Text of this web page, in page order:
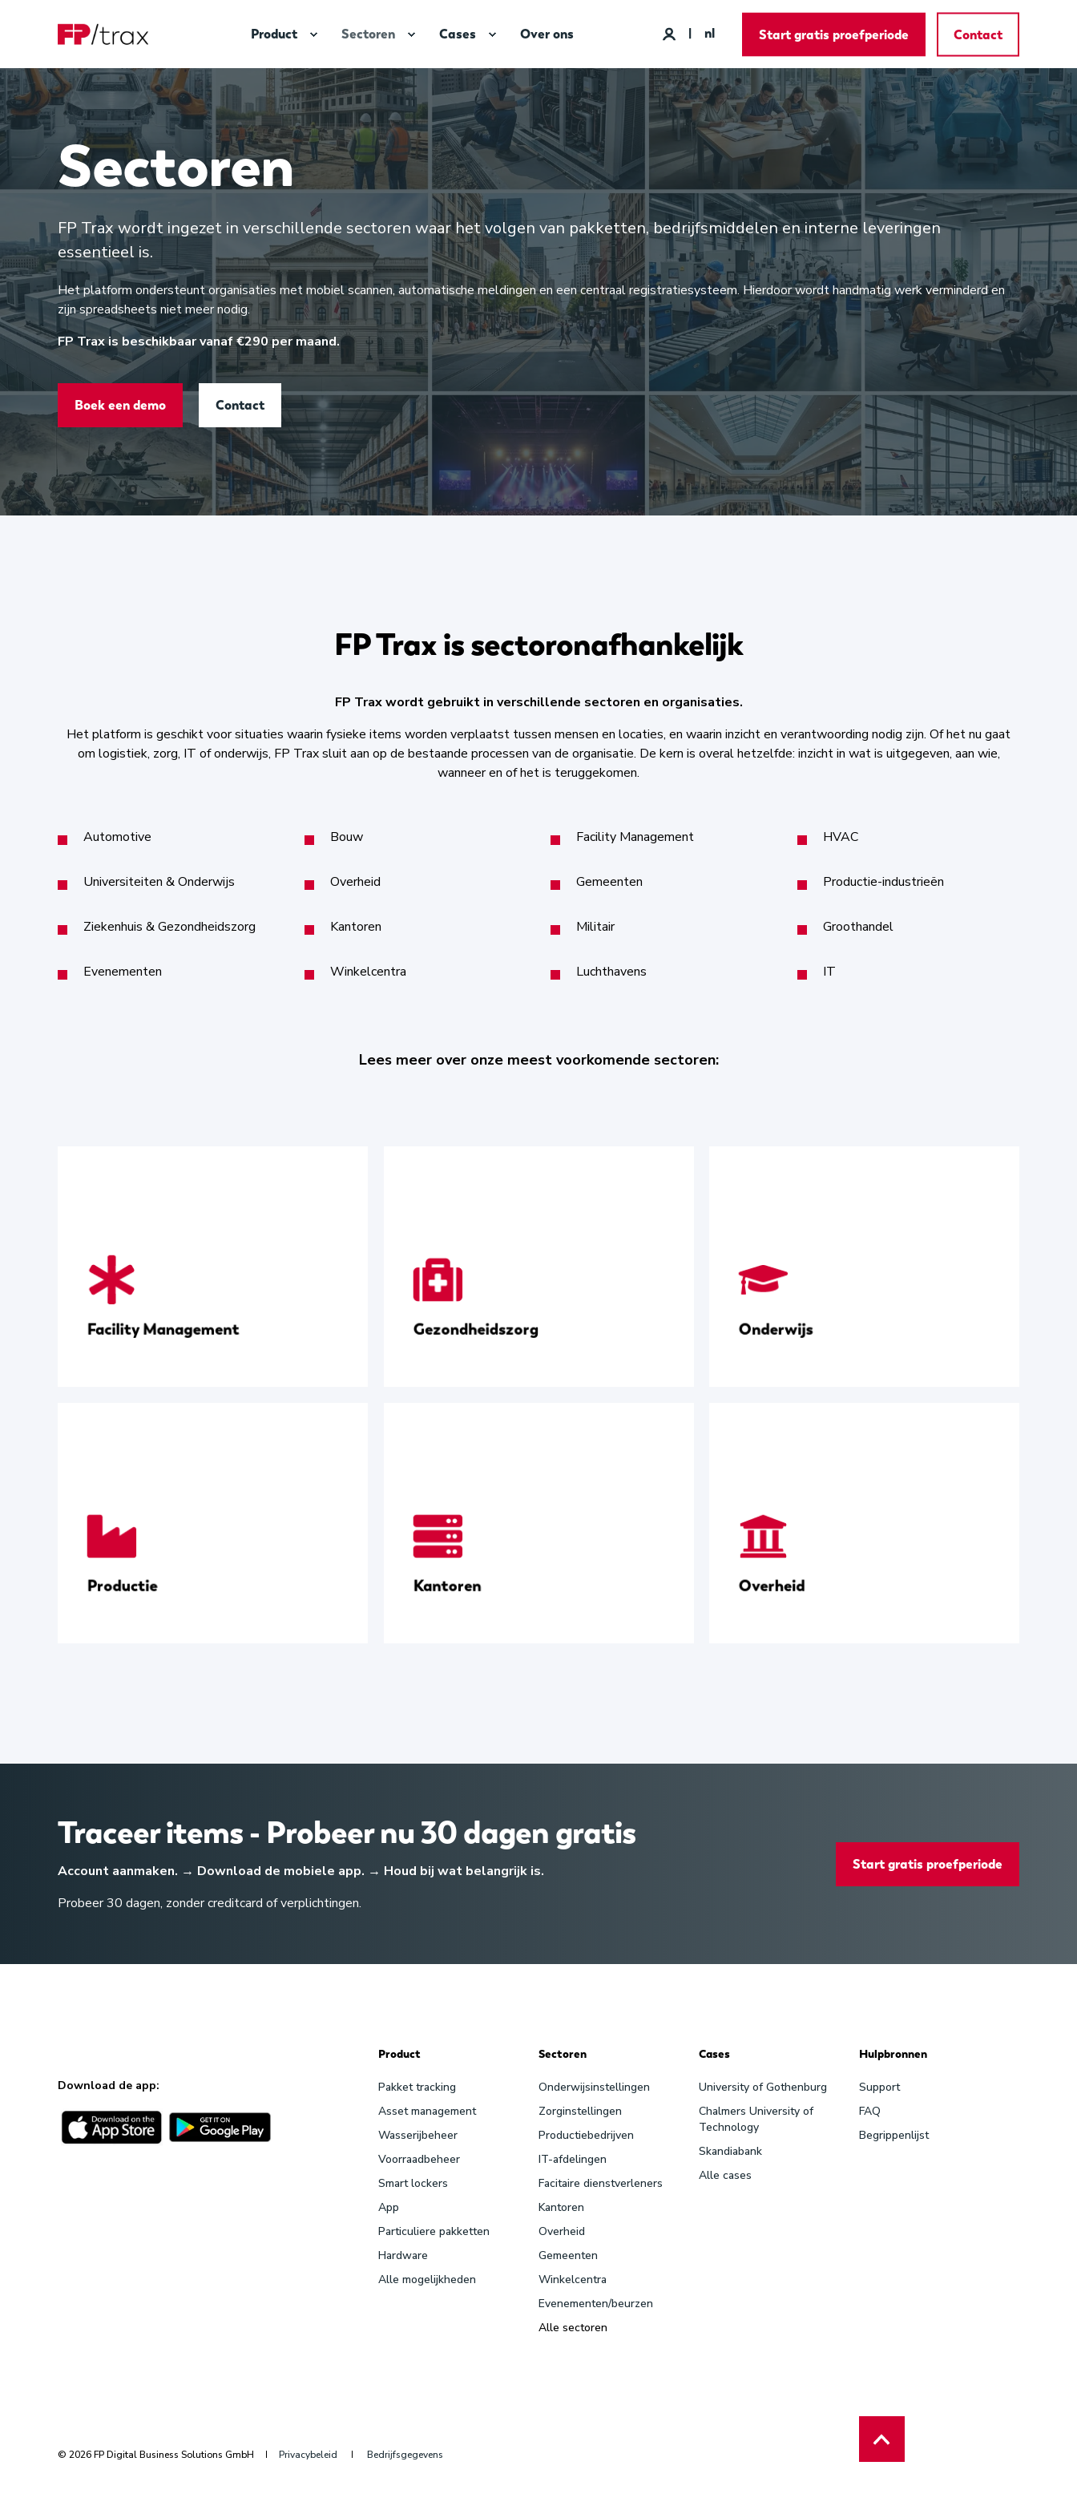
Product Sectoren Cases Over ons nl Start gratis proefperiode Contact
Sectoren
FP Trax wordt ingezet in verschillende sectoren waar het volgen van pakketten, bedrijfsmiddelen en interne leveringen
essentieel is.
Het platform ondersteunt organisaties met mobiel scannen, automatische meldingen en een centraal registratiesysteem. Hierdoor wordt handmatig werk verminderd en
zijn spreadsheets niet meer nodig.
FP Trax is beschikbaar vanaf €290 per maand.
Boek een demo Contact
FP Trax is sectoronafhankelijk
FP Trax wordt gebruikt in verschillende sectoren en organisaties.
Het platform is geschikt voor situaties waarin fysieke items worden verplaatst tussen mensen en locaties, en waarin inzicht en verantwoording nodig zijn. Of het nu gaat
om logistiek, zorg, IT of onderwijs, FP Trax sluit aan op de bestaande processen van de organisatie. De kern is overal hetzelfde: inzicht in wat is uitgegeven, aan wie,
wanneer en of het is teruggekomen.
Automotive
Universiteiten & Onderwijs
Ziekenhuis & Gezondheidszorg
Evenementen
Bouw
Overheid
Kantoren
Winkelcentra
Facility Management
Gemeenten
Militair
Luchthavens
HVAC
Productie-industrieën
Groothandel
IT
Lees meer over onze meest voorkomende sectoren:
Facility Management Gezondheidszorg Onderwijs
Productie Kantoren Overheid
Traceer items - Probeer nu 30 dagen gratis
Account aanmaken. → Download de mobiele app. → Houd bij wat belangrijk is.
Probeer 30 dagen, zonder creditcard of verplichtingen.
Start gratis proefperiode
Download de app:
Product
Pakket tracking
Asset management
Wasserijbeheer
Voorraadbeheer
Smart lockers
App
Particuliere pakketten
Hardware
Alle mogelijkheden
Sectoren
Onderwijsinstellingen
Zorginstellingen
Productiebedrijven
IT-afdelingen
Facitaire dienstverleners
Kantoren
Overheid
Gemeenten
Winkelcentra
Evenementen/beurzen
Alle sectoren
Cases
University of Gothenburg
Chalmers University of
Technology
Skandiabank
Alle cases
Hulpbronnen
Support
FAQ
Begrippenlijst
© 2026 FP Digital Business Solutions GmbH Privacybeleid Bedrijfsgegevens